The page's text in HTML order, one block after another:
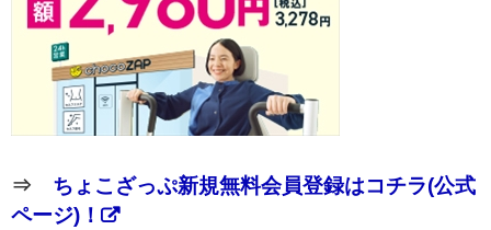
⇒ ちょこざっぷ新規無料会員登録はコチラ(公式
ページ)！